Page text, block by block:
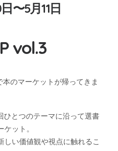
〜5月11日
vol.3
のマーケットが帰ってきま
ひとつのテーマに沿って選書
ット。
しい価値観や視点に触れるこ